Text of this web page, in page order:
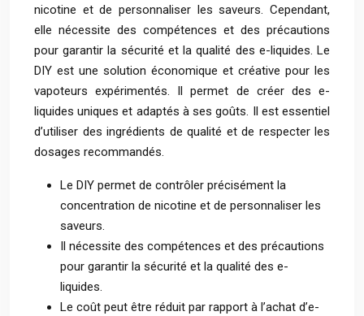
nicotine et de personnaliser les saveurs. Cependant,
elle nécessite des compétences et des précautions
pour garantir la sécurité et la qualité des e-liquides. Le
DIY est une solution économique et créative pour les
vapoteurs expérimentés. Il permet de créer des e-
liquides uniques et adaptés à ses goûts. Il est essentiel
d’utiliser des ingrédients de qualité et de respecter les
dosages recommandés.
Le DIY permet de contrôler précisément la
concentration de nicotine et de personnaliser les
saveurs.
Il nécessite des compétences et des précautions
pour garantir la sécurité et la qualité des e-
liquides.
Le coût peut être réduit par rapport à l’achat d’e-